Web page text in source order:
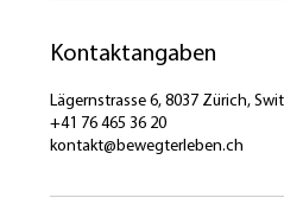
Kontaktangaben
Lägernstrasse 6, 8037 Zürich,
+41 76 465 36 20
kontakt@bewegterleben.ch